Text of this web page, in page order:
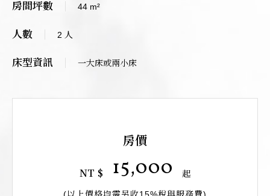
房間坪數 44 m²
人數 2 人
床型資訊 一大床或兩小床
房價
NT $ 15,000 起